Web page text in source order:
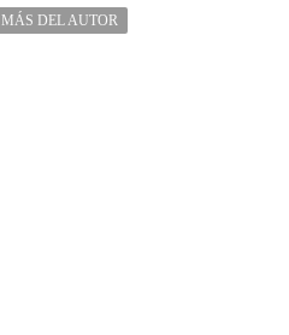
MÁS DEL AUTOR